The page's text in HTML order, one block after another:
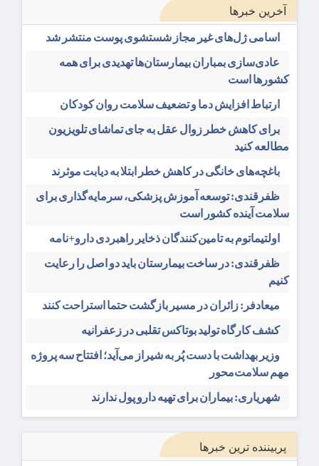
آخرین خبرها
اسامی ژل‌های غیر مجاز شستشوی پوست منتشر شد
عادی‌سازی بمباران بیمارستان‌ها تهدیدی برای همه
کشورها است
ارتباط افزایش دما و تضعیف سلامت روان کودکان
برای کاهش خطر زوال عقل به جای تماشای تلویزیون
مطالعه کنید
باغچه‌های خانگی در کاهش خطر ابتلا به دیابت موثرند
ظفرقندی: توسعه آموزش پزشکی، سرمایه‌گذاری برای
سلامت آینده کشور است
اولتیماتوم به تامین‌کنندگان ذخایر راهبردی دارو+نامه
ظفرقندی: در ساخت بیمارستان باید دو اصل را رعایت
کنیم
میعادفر: زائران در مسیر بازگشت حتما استراحت کنند
کشف کارگاه تولید بوتاکس تقلبی در زعفرانیه
وزیر بهداشت با دست پُر به شیراز می‌آید؛ افتتاح سه پروژه
مهم سلامت‌محور
شهریاری: بیماران برای تهیه دارو پول ندارند
پربیننده ترین خبرها